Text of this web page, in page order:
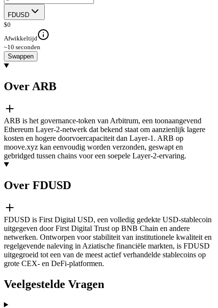
FDUSD
$0
Afwikkeltijd
~10 seconden
Swappen
Over ARB
ARB is het governance-token van Arbitrum, een toonaangevend
Ethereum Layer-2-netwerk dat bekend staat om aanzienlijk lagere
kosten en hogere doorvoercapaciteit dan Layer-1. ARB op
moove.xyz kan eenvoudig worden verzonden, geswapt en
gebridged tussen chains voor een soepele Layer-2-ervaring.
Over FDUSD
FDUSD is First Digital USD, een volledig gedekte USD-stablecoin
uitgegeven door First Digital Trust op BNB Chain en andere
netwerken. Ontworpen voor stabiliteit van institutionele kwaliteit en
regelgevende naleving in Aziatische financiële markten, is FDUSD
uitgegroeid tot een van de meest actief verhandelde stablecoins op
grote CEX- en DeFi-platformen.
Veelgestelde Vragen